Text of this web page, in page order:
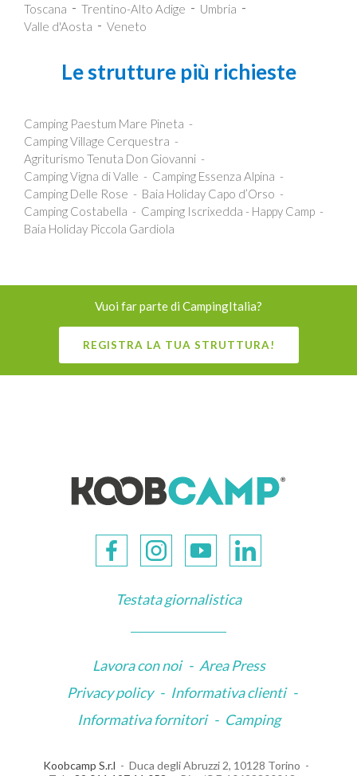
Toscana
Trentino-Alto Adige
Umbria
Valle d'Aosta
Veneto
Le strutture più richieste
Camping Paestum Mare Pineta
Camping Village Cerquestra
Agriturismo Tenuta Don Giovanni
Camping Vigna di Valle
Camping Essenza Alpina
Camping Delle Rose
Baia Holiday Capo d’Orso
Camping Costabella
Camping Iscrixedda - Happy Camp
Baia Holiday Piccola Gardiola
Vuoi far parte di CampingItalia?
REGISTRA LA TUA STRUTTURA!
Testata giornalistica
Lavora con noi - Area Press
Privacy policy - Informativa clienti -
Informativa fornitori - Camping
Koobcamp S.r.l
Duca degli Abruzzi 2, 10128 Torino